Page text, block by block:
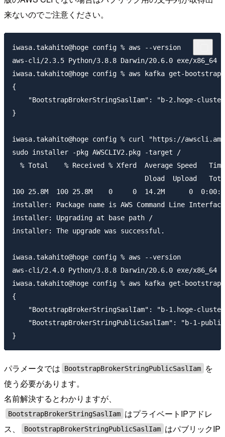
来ないのでご注意ください。
iwasa.takahito@hoge config % aws --version
aws-cli/2.3.5 Python/3.8.8 Darwin/20.6.0 exe/x86_64
iwasa.takahito@hoge config % aws kafka get-
{
"BootstrapBrokerStringSaslIam": "b-2.hoge-
}
iwasa.takahito@hoge config % curl "https://
sudo installer -pkg AWSCLIV2.pkg -target /
% Total    % Received % Xferd  Average Speed
Dload  Upload
100 25.8M  100 25.8M    0     0  14.2M      0
installer: Package name is AWS Command Line Interface
installer: Upgrading at base path /
installer: The upgrade was successful.
iwasa.takahito@hoge
aws-cli/2.4.0 Python/3.8.8 Darwin/20.6.0 exe/x86_64
iwasa.takahito@hoge config % aws kafka get-
{
"BootstrapBrokerStringSaslIam": "b-1.hoge-
"BootstrapBrokerStringPublicSaslIam": "b-1-
パラメータでは BootstrapBrokerStringPublicSaslIam
を
使う必要があります。
名前解決するとわかりますが、
BootstrapBrokerStringSaslIam はプライベートIPアドレ
ス、
BootstrapBrokerStringPublicSaslIam はパブリックIP